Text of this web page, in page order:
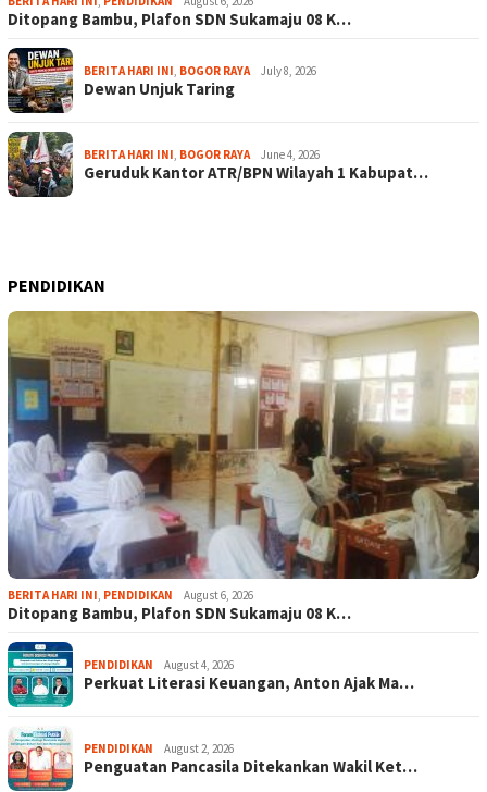
Ditopang Bambu, Plafon SDN Sukamaju 08 K…
BERITA HARI INI, BOGOR RAYA July 8, 2026
Dewan Unjuk Taring
BERITA HARI INI, BOGOR RAYA June 4, 2026
Geruduk Kantor ATR/BPN Wilayah 1 Kabupat…
PENDIDIKAN
BERITA HARI INI, PENDIDIKAN August 6, 2026
Ditopang Bambu, Plafon SDN Sukamaju 08 K…
PENDIDIKAN August 4, 2026
Perkuat Literasi Keuangan, Anton Ajak Ma…
PENDIDIKAN August 2, 2026
Penguatan Pancasila Ditekankan Wakil Ket…